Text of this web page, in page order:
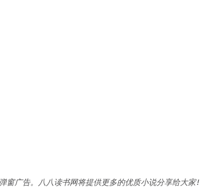
广告。八八读书网将提供更多的优质小说分享给大家!